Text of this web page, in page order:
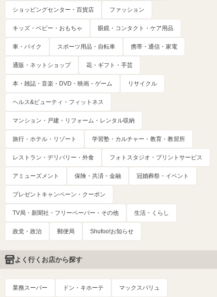
ショッピングセンター・百貨店 ファッション
キッズ・ベビー・おもちゃ 眼鏡・コンタクト・ケア用品
車・バイク スポーツ用品・自転車 携帯・通信・家電
通販・ネットショップ 花・ギフト・手芸
本・雑誌・音楽・DVD・映画・ゲーム リサイクル
ヘルス&ビューティ・フィットネス
マンション・戸建・リフォーム・レンタル収納
旅行・ホテル・リゾート 学習塾・カルチャー・教育・教習所
レストラン・デリバリー・外食 フォトスタジオ・プリントサービス
アミューズメント 保険・共済・金融 冠婚葬祭・イベント
プレゼントキャンペーン・クーポン
TV局・新聞社・フリーペーパー・その他 生活・くらし
政党・政治 郵便局 Shufoo!お知らせ
よく行くお店から探す
業務スーパー ドン・キホーテ マックスバリュ